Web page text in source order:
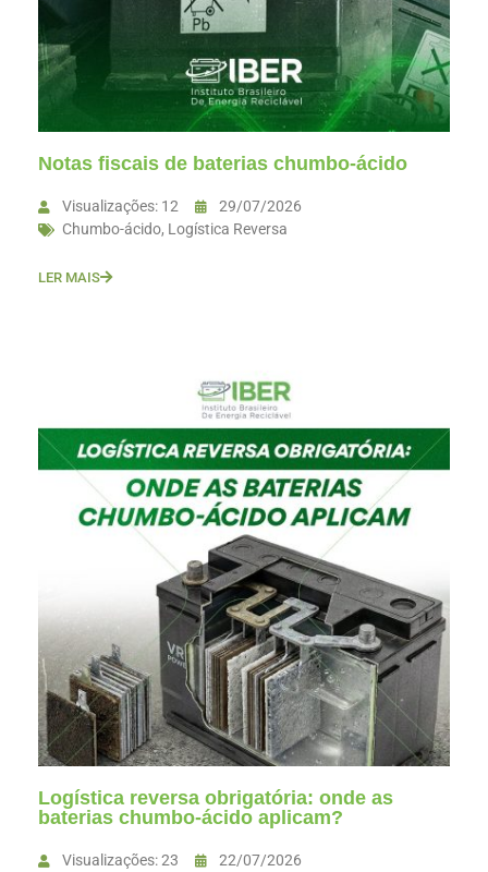
Notas fiscais de baterias chumbo-ácido
Visualizações: 12
29/07/2026
Chumbo-ácido, Logística Reversa
LER MAIS
Logística reversa obrigatória: onde as
baterias chumbo-ácido aplicam?
Visualizações: 23
22/07/2026